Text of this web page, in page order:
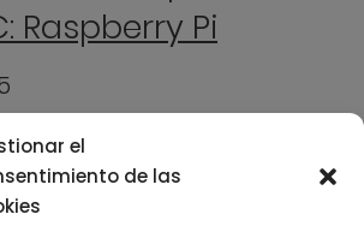
el
de las
Raspberry Pi